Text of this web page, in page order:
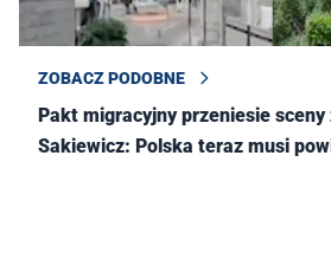
ZOBACZ PODOBNE
Pakt migracyjny przeniesie sceny
Sakiewicz: Polska teraz musi